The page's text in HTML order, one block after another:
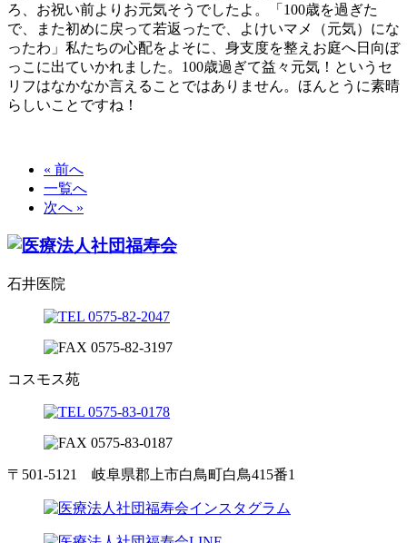
ろ、お祝い前よりお元気そうでしたよ。「100歳を過ぎた
で、また初めに戻って若返ったで、よけいマメ（元気）にな
ったわ」私たちの心配をよそに、身支度を整えお庭へ日向ぼ
っこに出ていかれました。100歳過ぎて益々元気！というセ
リフはなかなか言えることではありません。ほんとうに素晴
らしいことですね！
« 前へ
一覧へ
次へ »
石井医院
コスモス苑
〒501-5121 岐阜県郡上市白鳥町白鳥415番1